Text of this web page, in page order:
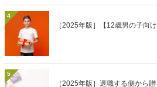
4
［2025年版］【12歳男の子向
5
［2025年版］退職する側から